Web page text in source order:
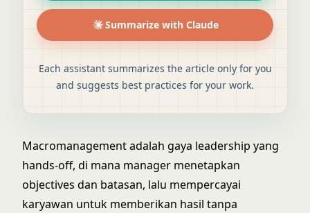
Summarize with Claude
Each assistant summarizes the article only for you
and suggests best practices for your work.
Macromanagement adalah gaya leadership yang
hands-off, di mana manager menetapkan
objectives dan batasan, lalu mempercayai
karyawan untuk memberikan hasil tanpa